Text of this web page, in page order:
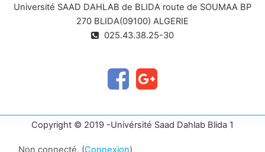
Université SAAD DAHLAB de BLIDA route de SOUMAA BP
270 BLIDA(09100) ALGERIE
025.43.38.25-30
Copyright © 2019 -Univérsité Saad Dahlab Blida 1
Non connecté. (Connexion)